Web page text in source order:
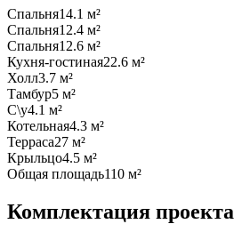
Спальня14.1 м²
Спальня12.4 м²
Спальня12.6 м²
Кухня-гостиная22.6 м²
Холл3.7 м²
Тамбур5 м²
С\у4.1 м²
Котельная4.3 м²
Терраса27 м²
Крыльцо4.5 м²
Общая площадь110 м²
Комплектация проекта